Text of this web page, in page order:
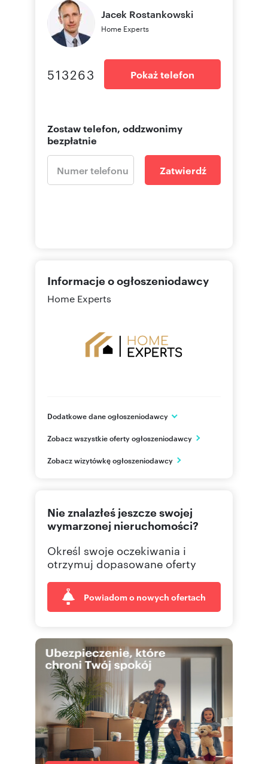
Jacek Rostankowski
Home Experts
513263 Pokaż telefon
Zostaw telefon, oddzwonimy
bezpłatnie
Zatwierdź
Informacje o ogłoszeniodawcy
Home Experts
Dodatkowe dane ogłoszeniodawcy
Gdańsk
PL
Zobacz wszystkie oferty ogłoszeniodawcy
Zobacz wizytówkę ogłoszeniodawcy
Nie znalazłeś jeszcze swojej
wymarzonej nieruchomości?
Określ swoje oczekiwania i
otrzymuj dopasowane oferty
Powiadom o nowych ofertach